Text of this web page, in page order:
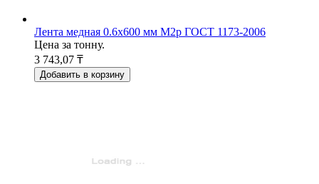
Лента медная 0.6x600 мм М2р ГОСТ 1173-2006
Цена за тонну.
3 743,07 ₸
Добавить в корзину